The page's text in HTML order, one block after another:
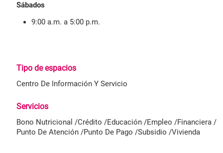
Sábados
9:00 a.m. a 5:00 p.m.
Tipo de espacios
Centro De Información Y Servicio
Servicios
Bono Nutricional /Crédito /Educación /Empleo /Financiera /
Punto De Atención /Punto De Pago /Subsidio /Vivienda